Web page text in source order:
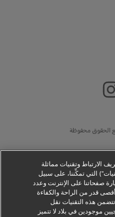
الارتباط وتقنيات مماثلة
التي تمكِّننا، على سبيل
صفحاتنا على الإنترنت وعدد
قدر من الراحة والكفاءة
هذه التقنيات نقل
موجودين في بلاد لا تتميز